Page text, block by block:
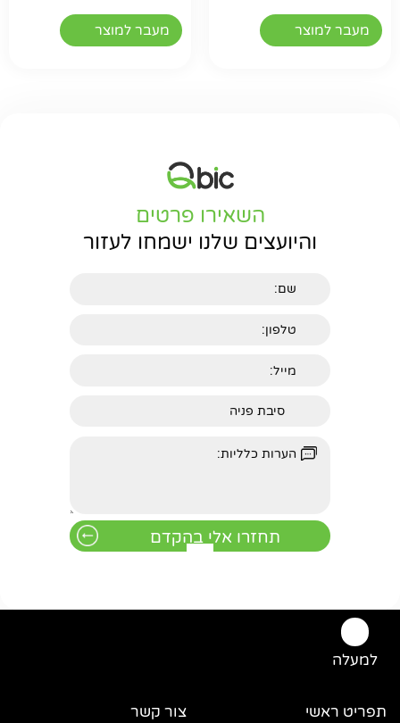
מעבר למוצר מעבר למוצר
השאירו פרטים
והיועצים שלנו ישמחו לעזור
למעלה
תפריט ראשי צור קשר